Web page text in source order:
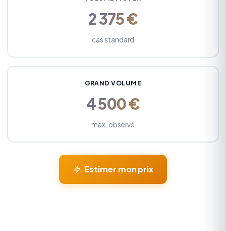
2 375 €
cas standard
GRAND VOLUME
4 500 €
max. observé
Estimer mon prix